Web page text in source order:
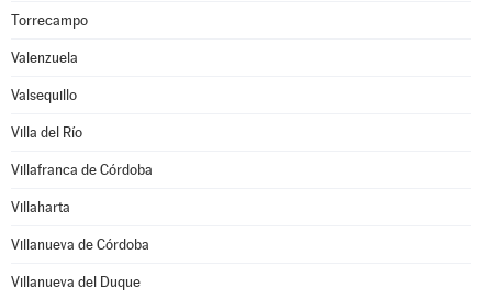
Torrecampo
Valenzuela
Valsequillo
Villa del Río
Villafranca de Córdoba
Villaharta
Villanueva de Córdoba
Villanueva del Duque